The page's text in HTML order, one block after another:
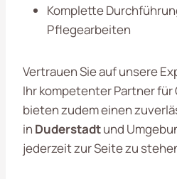
Komplette
Pflegearbeiten
Vertrauen Sie auf unsere
Ihr kompetenter Partner
bieten zudem einen
in Duderstadtund
jederzeit zur Seite zu